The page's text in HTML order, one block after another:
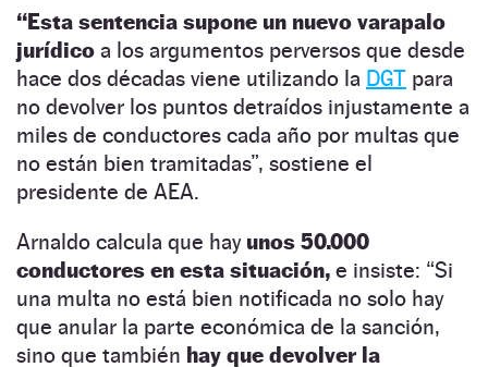
“Esta sentencia supone un nuevo varapalo
jurídico a los argumentos perversos que desde
hace dos décadas viene utilizando la DGT para
no devolver los puntos detraídos injustamente a
miles de conductores cada año por multas que
no están bien tramitadas”, sostiene el
presidente de AEA.
Arnaldo calcula que hay unos 50.000
conductores en esta situación, e insiste: “Si
una multa no está bien notificada no solo hay
que anular la parte económica de la sanción,
sino que también hay que devolver la